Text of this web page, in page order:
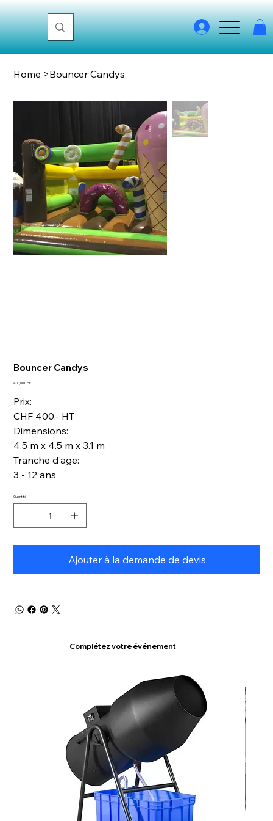
Home >Bouncer Candys
Bouncer Candys
Prix
400,00 CHF
Prix:
CHF 400.- HT
Dimensions:
4.5 m x 4.5 m x 3.1 m
Tranche d'age:
3 - 12 ans
Quantité
Ajouter à la demande de devis
Complétez votre événement